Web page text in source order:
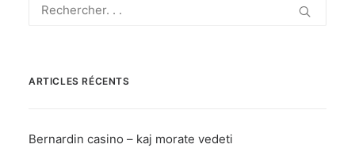
ARTICLES RÉCENTS
Bernardin casino – kaj morate vedeti